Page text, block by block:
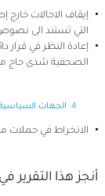
إيقاف الاحالات
التي تستند الى
إعادة النظر في قرار
الصحفية شذى حاج
الجهات السياسية
الانخراط في حملات
أنجز هذا التقرير